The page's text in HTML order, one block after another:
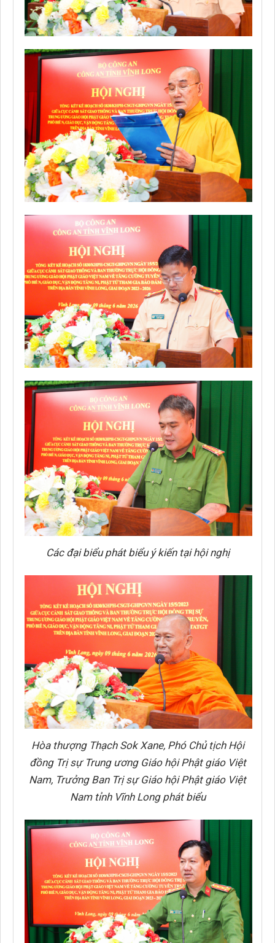
Các đại biểu phát biểu ý kiến tại hội nghị
Hòa thượng Thạch Sok Xane, Phó Chủ tịch Hội
đồng Trị sự Trung ương Giáo hội Phật giáo Việt
Nam, Trưởng Ban Trị sự Giáo hội Phật giáo Việt
Nam tỉnh Vĩnh Long phát biểu